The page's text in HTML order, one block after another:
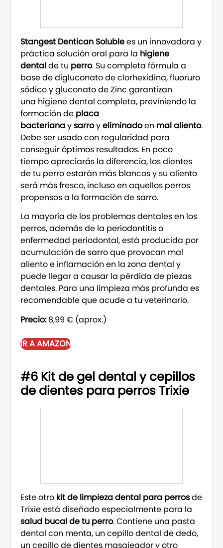
Stangest Dentican Solublees un innovadora y
práctica solución oral para la higiene
dentalde tu perro. Su completa fórmula a
base de digluconato de clorhexidina, fluoruro
sódico y gluconato de Zinc garantizan
una higiene dental completa, previniendo la
formación de placa
bacterianaysarroyeliminadoen mal aliento.
Debe ser usado con regularidad para
conseguir óptimos resultados. En poco
tiempo apreciarás la diferencia, los dientes
de tu perro estarán más blancos y su aliento
será más fresco, incluso en aquellos perros
propensos a la formación de sarro.
La mayoría de los problemas dentales en los
perros, además de la periodontitis o
enfermedad periodontal, está producida por
acumulación de sarro que provocan mal
aliento e inflamación en la zona dental y
puede llegar a causar la pérdida de piezas
dentales. Para una limpieza más profunda es
recomendable que acude a tu veterinario.
Precio:8,99 € (aprox.)
IR A AMAZON
#6 Kit de gel dental y cepillos
de dientes para perros Trixie
Este otro kit de limpieza dental para perrosde
Trixie está diseñado especialmente para la
salud bucal de tu perro. Contiene una pasta
dental con menta, un cepillo dental de dedo,
un cepillo de dientes masajeador y otro